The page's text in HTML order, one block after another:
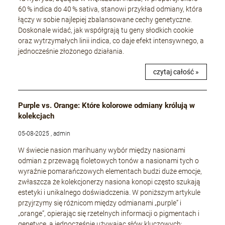
60 % indica do 40 % sativa, stanowi przykład odmiany, która
łączy w sobie najlepiej zbalansowane cechy genetyczne.
Doskonale widać, jak współgrają tu geny słodkich cookie
oraz wytrzymałych linii indica, co daje efekt intensywnego, a
jednocześnie złożonego działania.
czytaj całość »
Purple vs. Orange: Które kolorowe odmiany królują w
kolekcjach
05-08-2025 , admin
W świecie nasion marihuany wybór między nasionami
odmian z przewagą fioletowych tonów a nasionami tych o
wyraźnie pomarańczowych elementach budzi duże emocje,
zwłaszcza że kolekcjonerzy nasiona konopi często szukają
estetyki i unikalnego doświadczenia. W poniższym artykule
przyjrzymy się różnicom między odmianami „purple” i
„orange”, opierając się rzetelnych informacji o pigmentach i